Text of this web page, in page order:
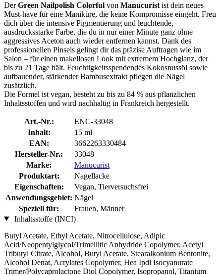
DerGreen Nailpolish Colorful von Manucurist ist dein neues
Must-have für eine Maniküre, die keine Kompromisse eingeht. Freu
dich über die intensive Pigmentierung und leuchtende,
ausdrucksstarke Farbe, die du in nur einer Minute ganz ohne
aggressives Aceton auch wieder entfernen kannst. Dank des
professionellen Pinsels gelingt dir das präzise Auftragen wie im
Salon – für einen makellosen Look mit extremem Hochglanz, der
bis zu 21 Tage hält. Feuchtigkeitsspendendes Kokosnussöl sowie
aufbauender, stärkender Bambusextrakt pflegen die Nägel
zusätzlich.
Die Formel ist vegan, besteht zu bis zu 84 % aus pflanzlichen
Inhaltsstoffen und wird nachhaltig in Frankreich hergestellt.
Art.-Nr.:
ENC-33048
Inhalt:
15 ml
EAN:
3662263330484
Hersteller-Nr.:
33048
Marke:
Manucurist
Produktart:
Nagellacke
Eigenschaften:
Vegan, Tierversuchsfrei
Anwendungsgebiet: Nägel
Speziell für:
Frauen, Männer
Inhaltsstoffe (INCI)
Butyl Acetate, Ethyl Acetate, Nitrocellulose, Adipic
Acid/Neopentylglycol/Trimellitic Anhydride Copolymer, Acetyl
Tributyl Citrate, Alcohol, Butyl Acetate, Stearalkonium Bentonite,
Alcohol Denat, Acrylates Copolymer, Hea Ipdi Isocyanurate
Trimer/Polycaprolactone Diol Copolymer, Isopropanol, Titanium